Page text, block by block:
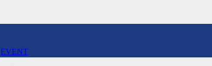
EVENT